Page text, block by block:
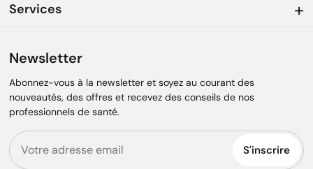
Services
Newsletter
Abonnez-vous à la newsletter et soyez au courant des
nouveautés, des offres et recevez des conseils de nos
professionnels de santé.
S'inscrire